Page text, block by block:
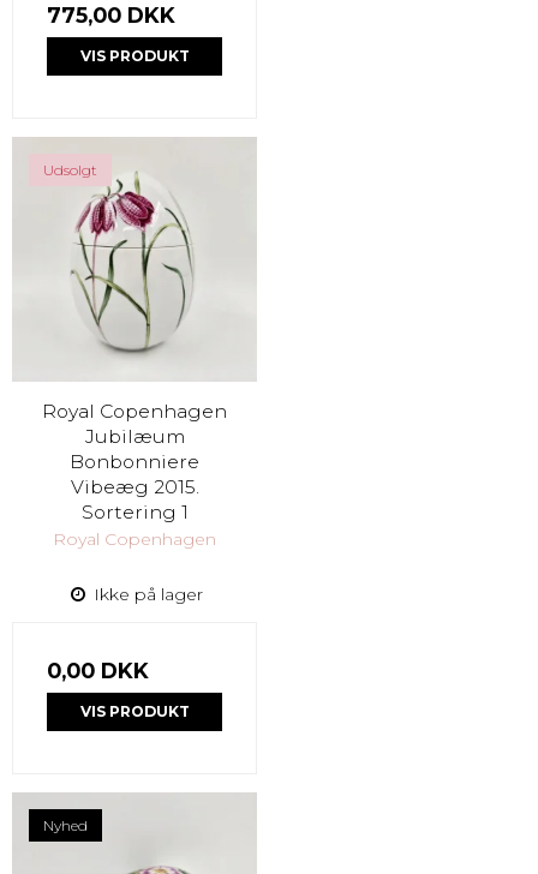
775,00 DKK
VIS PRODUKT
Udsolgt
Royal Copenhagen
Jubilæum
Bonbonniere
Vibeæg 2015.
Sortering 1
Royal Copenhagen
Ikke på lager
0,00 DKK
VIS PRODUKT
Nyhed